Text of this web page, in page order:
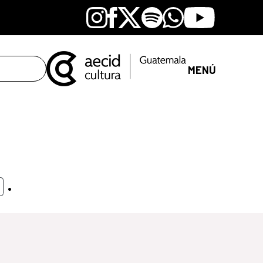
Instagram
Facebook
X SpotifyWhatsapp
Youtube
MENÚ
.